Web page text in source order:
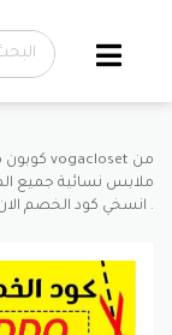
تخطي إلى
المحتوى
ملابس نسائية جميع
انسخي كود الخصم الان .